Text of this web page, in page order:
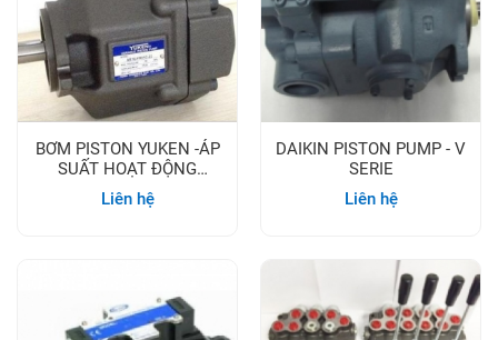
BƠM PISTON YUKEN -ÁP
SUẤT HOẠT ĐỘNG
16MPA
Liên hệ
DAIKIN PISTON PUMP - V
SERIE
Liên hệ